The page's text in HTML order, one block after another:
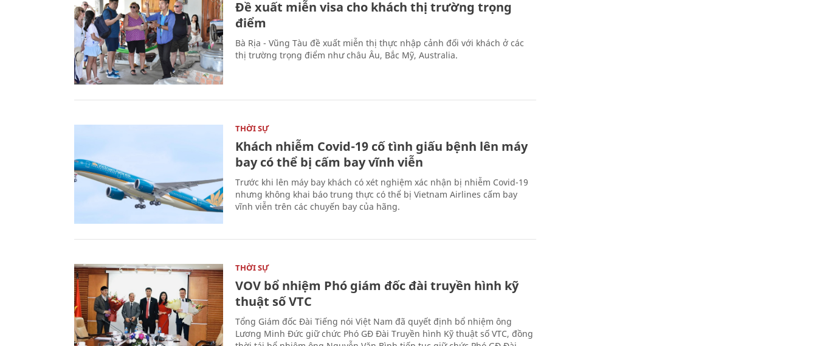
Đề xuất miễn visa cho khách thị trường trọng
điểm
Bà Rịa - Vũng Tàu đề xuất miễn thị thực nhập cảnh đối với khách ở các
thị trường trọng điểm như châu Âu, Bắc Mỹ, Australia.
THỜI SỰ
Khách nhiễm Covid-19 cố tình giấu bệnh lên máy
bay có thể bị cấm bay vĩnh viễn
Trước khi lên máy bay khách có xét nghiệm xác nhận bị nhiễm Covid-19
nhưng không khai báo trung thực có thể bị Vietnam Airlines cấm bay
vĩnh viễn trên các chuyến bay của hãng.
THỜI SỰ
VOV bổ nhiệm Phó giám đốc đài truyền hình kỹ
thuật số VTC
Tổng Giám đốc Đài Tiếng nói Việt Nam đã quyết định bổ nhiệm ông
Lương Minh Đức giữ chức Phó GĐ Đài Truyền hình Kỹ thuật số VTC, đồng